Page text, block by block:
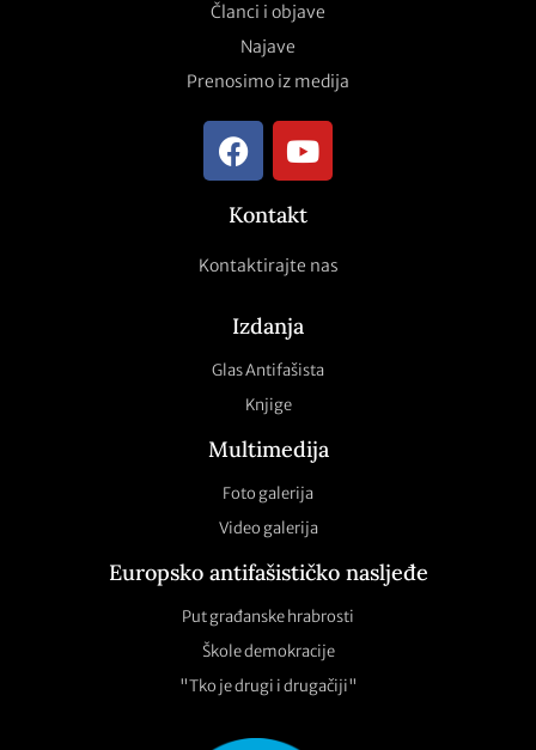
Članci i objave
Najave
Prenosimo iz medija
Kontakt
Kontaktirajte nas
Izdanja
Glas Antifašista
Knjige
Multimedija
Foto galerija
Video galerija
Europsko antifašističko nasljeđe
Put građanske hrabrosti
Škole demokracije
"Tko je drugi i drugačiji"